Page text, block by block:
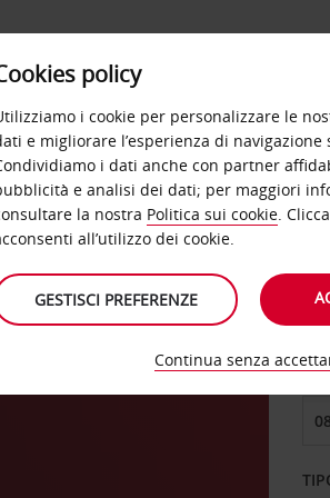
OFFERTE
policy
i cookie per personalizzare le
e migliorare l’esperienza di navigazione
i dati anche con partner
e analisi dei dati; per maggiori
la nostra Politica sui cookie.
all’utilizzo dei cookie.
GESTISCI PREFERENZE
Continua senza